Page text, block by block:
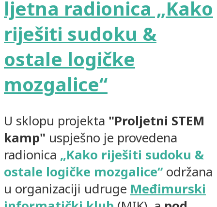
ljetna radionica „Kako
riješiti sudoku &
ostale logičke
mozgalice“
U sklopu projekta "Proljetni STEM
kamp" uspješno je provedena
radionica „Kako riješiti sudoku &
ostale logičke mozgalice“ održana
u organizaciji udruge Međimurski